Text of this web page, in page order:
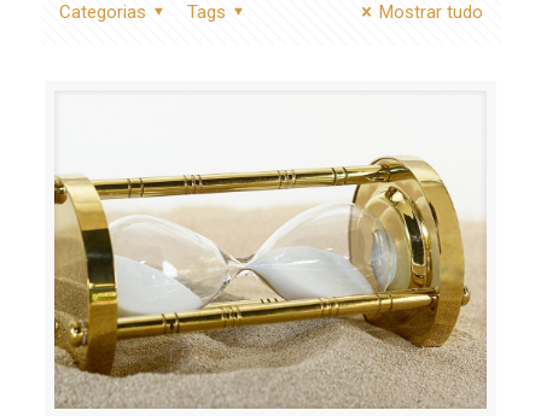
Categorias Tags Mostrar tudo